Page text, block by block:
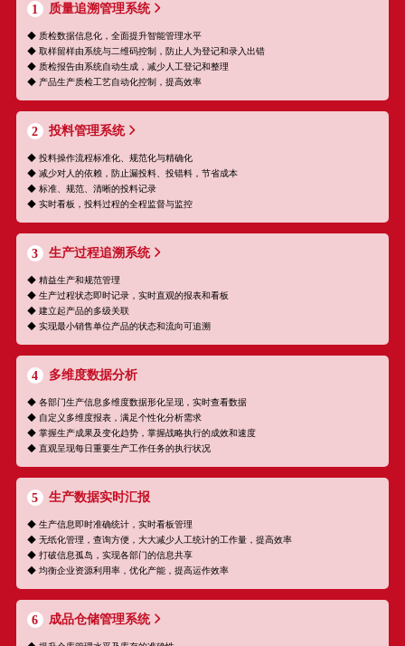
1 质量追溯管理系统
◆ 质检数据信息化，全面提升智能管理水平
◆ 取样留样由系统与二维码控制，防止人为登记和录入出错
◆ 质检报告由系统自动生成，减少人工登记和整理
◆ 产品生产质检工艺自动化控制，提高效率
2 投料管理系统
◆ 投料操作流程标准化、规范化与精确化
◆ 减少对人的依赖，防止漏投料、投错料，节省成本
◆ 标准、规范、清晰的投料记录
◆ 实时看板，投料过程的全程监督与监控
3 生产过程追溯系统
◆ 精益生产和规范管理
◆ 生产过程状态即时记录，实时直观的报表和看板
◆ 建立起产品的多级关联
◆ 实现最小销售单位产品的状态和流向可追溯
4 多维度数据分析
◆ 各部门生产信息多维度数据形化呈现，实时查看数据
◆ 自定义多维度报表，满足个性化分析需求
◆ 掌握生产成果及变化趋势，掌握战略执行的成效和速度
◆ 直观呈现每日重要生产工作任务的执行状况
5 生产数据实时汇报
◆ 生产信息即时准确统计，实时看板管理
◆ 无纸化管理，查询方便，大大减少人工统计的工作量，提高效率
◆ 打破信息孤岛，实现各部门的信息共享
◆ 均衡企业资源利用率，优化产能，提高运作效率
6 成品仓储管理系统